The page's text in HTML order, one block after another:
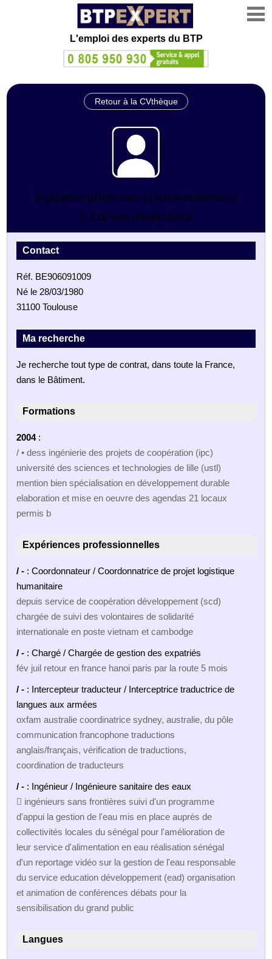
L'emploi des experts du BTP
Retour à la CVthèque
Ingenieur projet eau et assainissement
5 à 10 ans d'expérience
Contact
Réf. BE906091009
Né le 28/03/1980
31100 Toulouse
Ma recherche
Je recherche tout type de contrat, dans toute la France,
dans le Bâtiment.
Formations
2004:
/ • dess ingénierie des projets de coopération (ipc)
université des sciences et technologies de lille (ustl)
mention bien spécialisation en développement durable
elaboration et mise en oeuvre des agendas 21 locaux
permis b
Expériences professionnelles
/ - : Coordonnateur / Coordonnatrice de projet logistique
humanitaire
depuis service de coopération développement (scd)
chargée de suivi des volontaires de solidarité
internationale en poste vietnam et cambodge
/ - : Chargé / Chargée de gestion des expatriés
fév juil retour en france hanoi paris par la route 5 mois
/ - : Intercepteur traducteur / Interceptrice traductrice de
langues aux armées
oxfam australie coordinatrice sydney, australie, du pôle
communication francophone traductions
anglais/français, vérification de traductions,
coordination de traducteurs
/ - : Ingénieur / Ingénieure sanitaire des eaux
 ingénieurs sans frontières suivi d'un programme
d'appui la gestion de l'eau mis en place auprès de
collectivités locales du sénégal pour l'amélioration de
leur service d'alimentation en eau réalisation sénégal
d'un reportage vidéo sur la gestion de l'eau responsable
du service education développement (ead) organisation
et animation de conférences débats pour la
sensibilisation du grand public
Langues